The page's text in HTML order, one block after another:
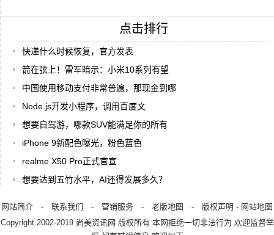
点击排行
快递什么时候恢复，官方发表
箭在弦上！雷军暗示：小米10系列有望
中国使用移动支付非常普遍，那现金到哪
Node.js开发小程序，调用百度文
想要自驾游，哪款SUV能满足你的所有
iPhone 9新配色曝光，粉色蓝色
realme X50 Pro正式官宣
想要达到五竹水平，AI还得发展多久？
网站简介 - 联系我们 - 营销服务 - 老版地图 - 版权声明 - 网站地图
Copyright.2002-2019 尚美资讯网 版权所有 本网拒绝一切非法行为 欢迎监督举